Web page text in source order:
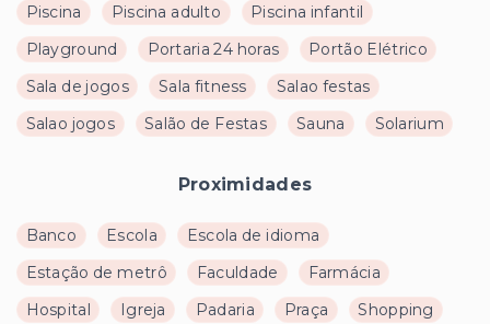
Piscina
Piscina adulto
Piscina infantil
Playground
Portaria 24 horas
Portão Elétrico
Sala de jogos
Sala fitness
Salao festas
Salao jogos
Salão de Festas Sauna Solarium
Proximidades
Banco Escola
Escola de idioma
Estação de metrô
Faculdade
Farmácia
Hospital
Igreja Padaria Praça
Shopping